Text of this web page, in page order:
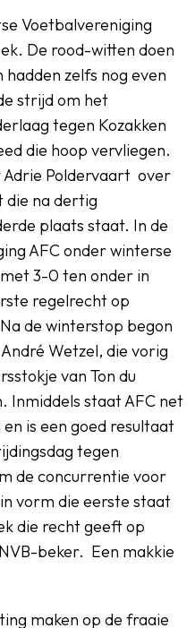
Voetbalvereniging
De rood-witten doen
zelfs nog even
strijd om het
tegen Kozakken
die hoop vervliegen.
Poldervaart over
die na dertig
plaats staat. In de
AFC onder winterse
3-0 ten onder in
regelrecht op
de winterstop begon
Wetzel, die vorig
van Ton du
Inmiddels staat AFC net
is een goed resultaat
tegen
de concurrentie voor
vorm die eerste staat
die recht geeft op
beker. Een makkie
maken op de fraaie